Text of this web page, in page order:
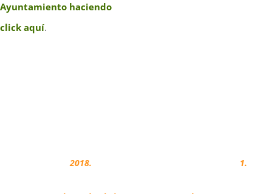
Ayuntamiento haciendo
click aquí.
2018.
1.